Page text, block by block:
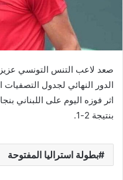
الدور النهائي لجدول التصفيات
بنتيجة 2-1.
بطولة استراليا المفتوحة